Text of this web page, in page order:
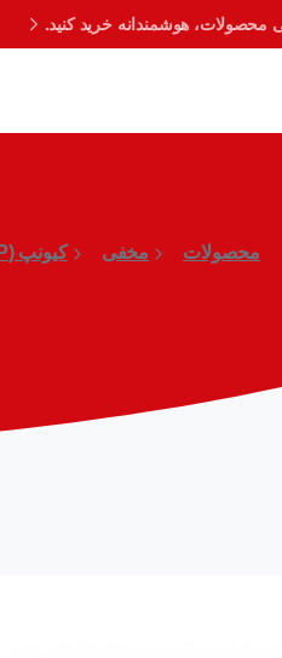
هوشمندانه خرید کنید.
محصولات مخفی کیونپ (QNAP)